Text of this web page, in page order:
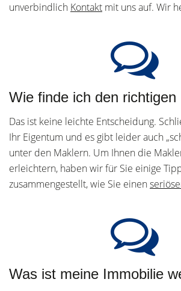
unverbindlich Kontakt mit uns auf. Wir
Wie finde ich den richtigen
Das ist keine leichte Entscheidung.
Ihr Eigentum und es gibt leider auch
unter den Maklern. Um Ihnen die
erleichtern, haben wir für Sie einige
zusammengestellt, wie Sie einen
Was ist meine Immobilie